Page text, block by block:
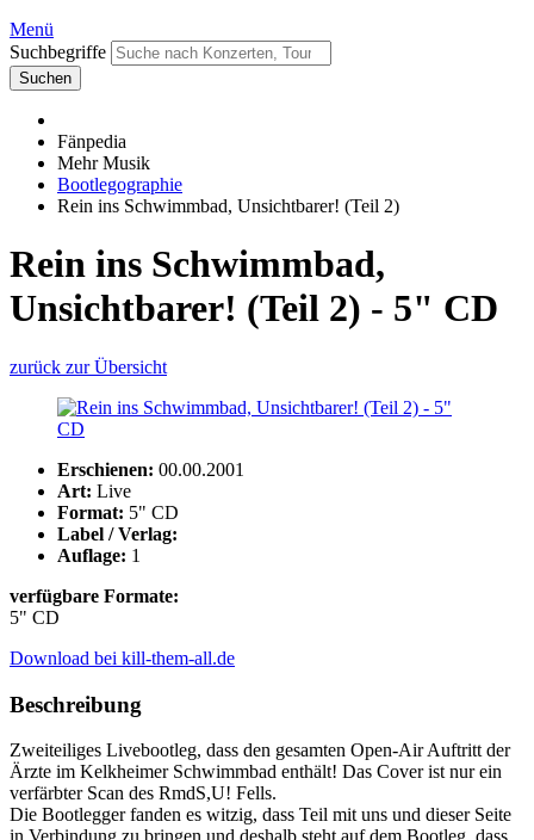
Menü
Suchbegriffe
Suchen
Fänpedia
Mehr Musik
Bootlegographie
Rein ins Schwimmbad, Unsichtbarer! (Teil 2)
Rein ins Schwimmbad,
Unsichtbarer! (Teil 2) - 5" CD
zurück zur Übersicht
Erschienen: 00.00.2001
Art: Live
Format: 5" CD
Label / Verlag:
Auflage: 1
verfügbare Formate:
5" CD
Download bei kill-them-all.de
Beschreibung
Zweiteiliges Livebootleg, dass den gesamten Open-Air Auftritt der
Ärzte im Kelkheimer Schwimmbad enthält! Das Cover ist nur ein
verfärbter Scan des RmdS,U! Fells.
Die Bootlegger fanden es witzig, dass Teil mit uns und dieser Seite